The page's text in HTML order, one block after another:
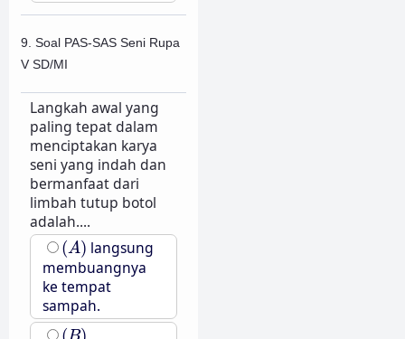
9. Soal PAS-SAS Seni Rupa
V SD/MI
Langkah awal yang
paling tepat dalam
menciptakan karya
seni yang indah dan
bermanfaat dari
limbah tutup botol
adalah....
(A)
(A) langsung
membuangnya
ke tempat
sampah.
(
)
(B)